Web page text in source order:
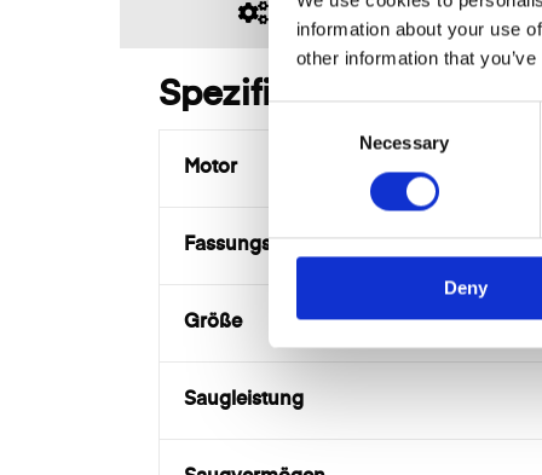
information about your use
other information that
e
e
Necessary
Deny
SPEZIFIKATIONEN
Spezifikationen
Motor
Fassungsvermögen
Größe
Saugleistung